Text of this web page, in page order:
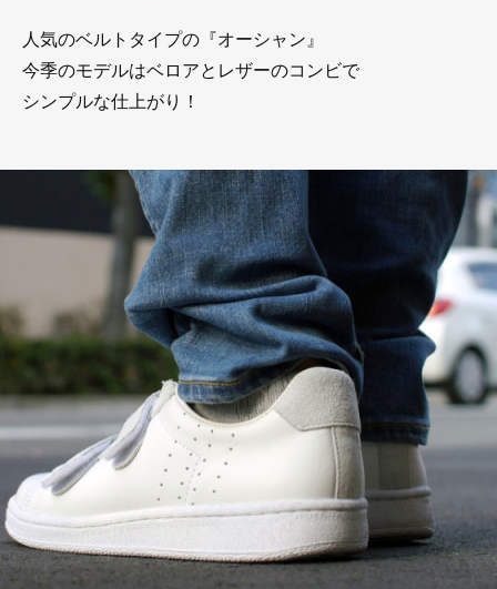
人気のベルトタイプの『オーシャン』
今季のモデルはベロアとレザーのコンビで
シンプルな仕上がり！